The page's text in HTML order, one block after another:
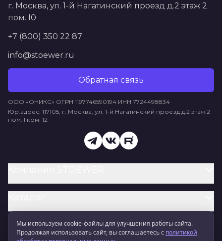
Мы используем cookie‑файлы для улучшения работы сайта.
Продолжая использовать сайт, вы соглашаетесь с политикой
г. Москва, ул. 1-й Нагатинский проезд д.2 этаж 2
пом. I0
+7 (800) 350 22 87
info@stoewer.ru
Обратная связь
ООО «ОНИКС» ОГРН 1197746590194 ИНН 7724498834
Юр.адрес: 117105, г. Москва, ул. 1-й Нагатинский проезд д.2 этаж 2
пом. I ком. 12
Информация